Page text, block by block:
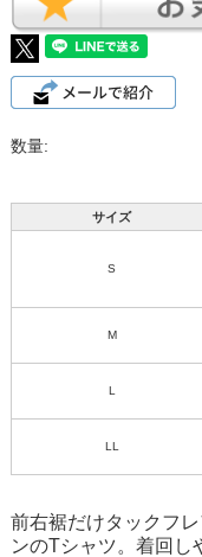
数量:
サイズ
S
M
L
LL
前右裾だけタックフ
ンのTシャツ。着回し